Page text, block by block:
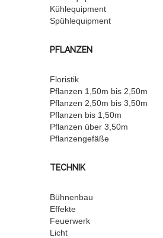
Kühlequipment
Spühlequipment
PFLANZEN
Floristik
Pflanzen 1,50m bis 2,50m
Pflanzen 2,50m bis 3,50m
Pflanzen bis 1,50m
Pflanzen über 3,50m
Pflanzengefäße
TECHNIK
Bühnenbau
Effekte
Feuerwerk
Licht